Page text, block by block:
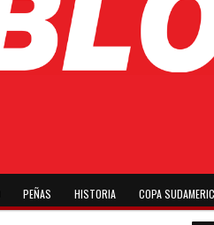
PEÑAS HISTORIA COPA